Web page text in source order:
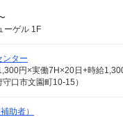
ーゲル 1F
ター
円×実働7H×20日+時給
口市文園町10-15）
助者）